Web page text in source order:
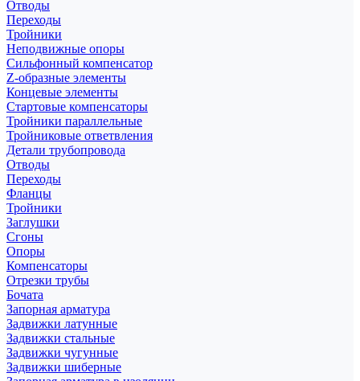
Отводы
Переходы
Тройники
Неподвижные опоры
Cильфонный компенсатор
Z-образные элементы
Концевые элементы
Стартовые компенсаторы
Тройники параллельные
Тройниковые ответвления
Детали трубопровода
Отводы
Переходы
Фланцы
Тройники
Заглушки
Сгоны
Опоры
Компенсаторы
Отрезки трубы
Бочата
Запорная арматура
Задвижки латунные
Задвижки стальные
Задвижки чугунные
Задвижки шиберные